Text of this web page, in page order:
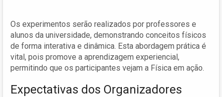
Os experimentos serão realizados por professores e
alunos da universidade, demonstrando conceitos físicos
de forma interativa e dinâmica. Esta abordagem prática é
vital, pois promove a aprendizagem experiencial,
permitindo que os participantes vejam a Física em ação.
Expectativas dos Organizadores